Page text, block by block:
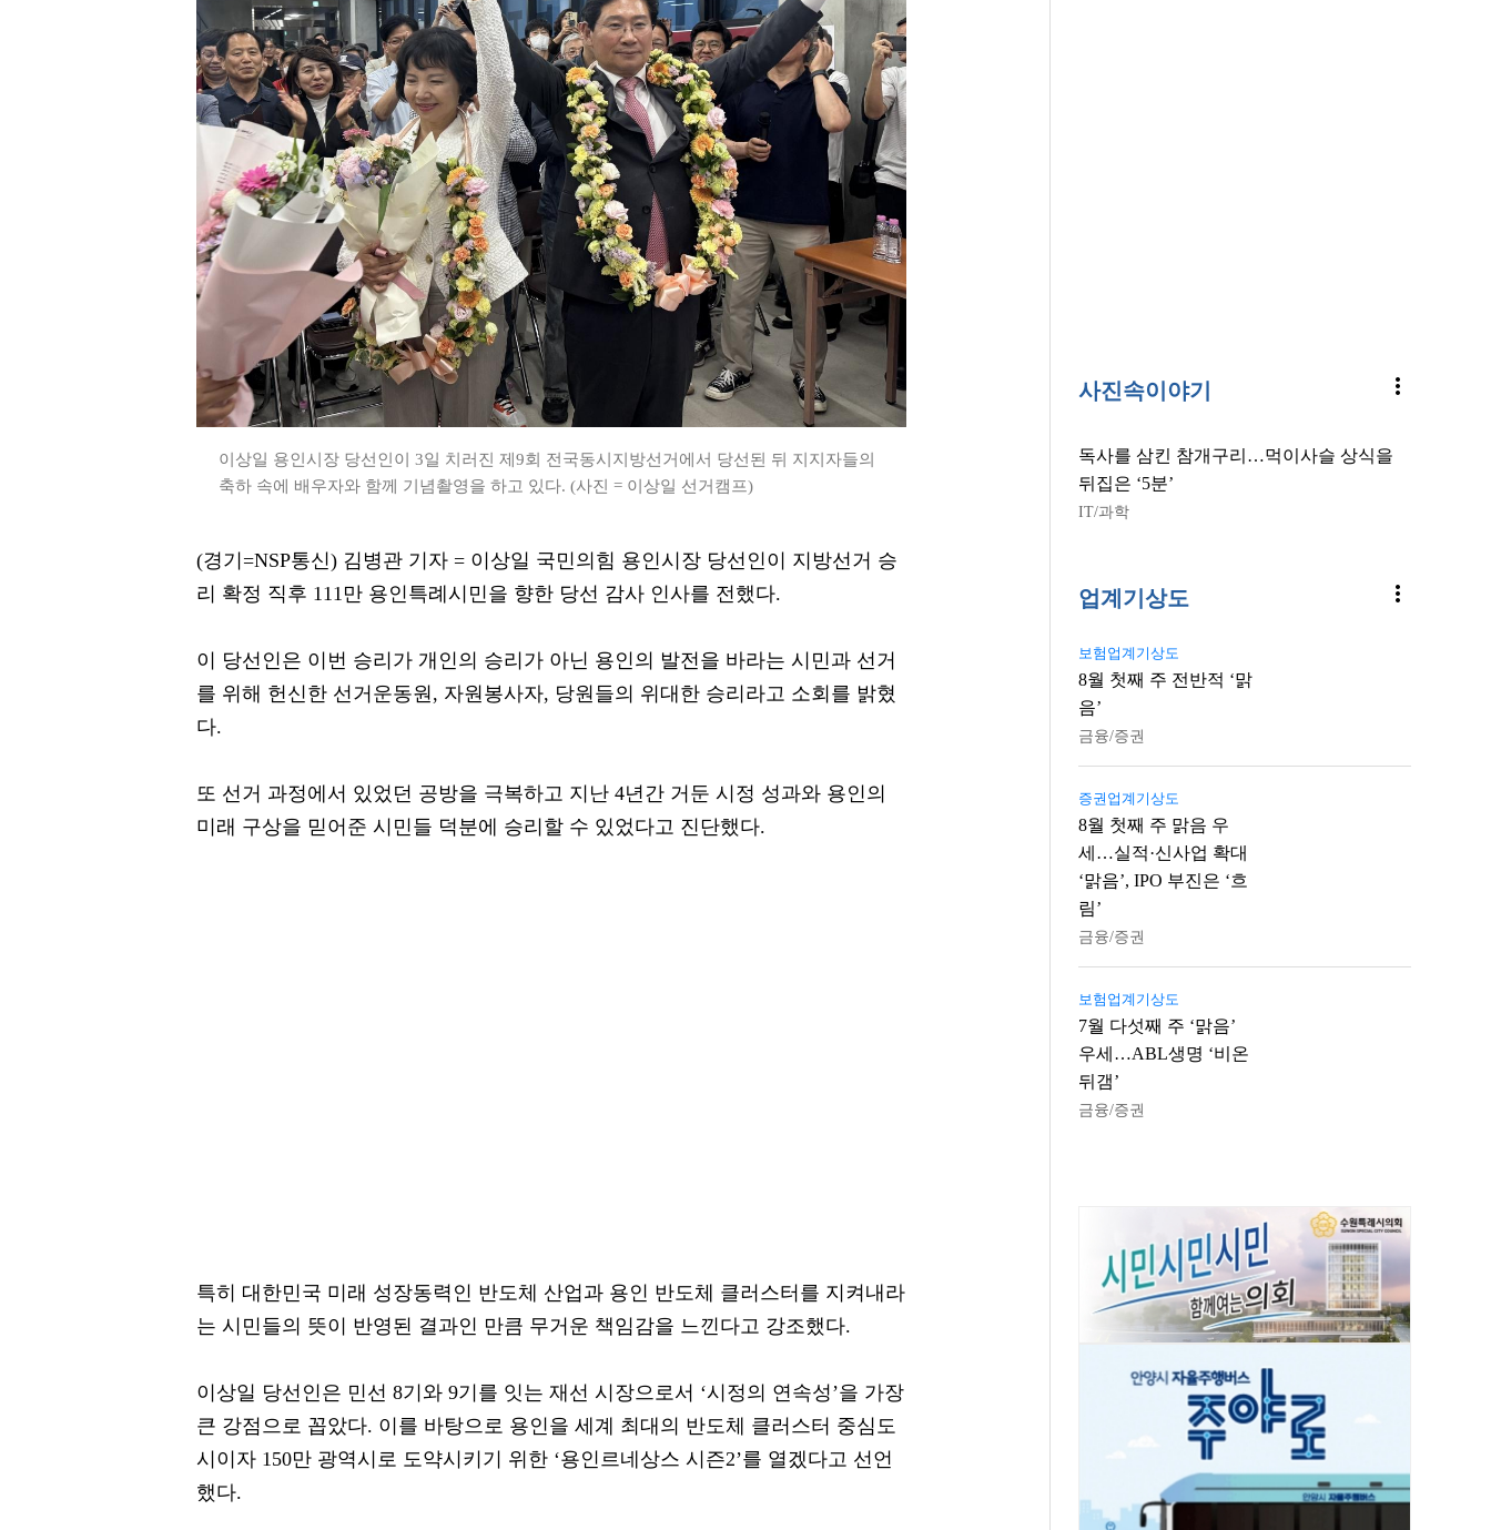
이상일 용인시장 당선인이 3일 치러진 제9회 전국동시지방선거에서 당선된 뒤 지지자들의
축하 속에 배우자와 함께 기념촬영을 하고 있다. (사진 = 이상일 선거캠프)
(경기=NSP통신) 김병관 기자 = 이상일 국민의힘 용인시장 당선인이 지방선거 승
리 확정 직후 111만 용인특례시민을 향한 당선 감사 인사를 전했다.
이 당선인은 이번 승리가 개인의 승리가 아닌 용인의 발전을 바라는 시민과 선거
를 위해 헌신한 선거운동원, 자원봉사자, 당원들의 위대한 승리라고 소회를 밝혔
다.
또 선거 과정에서 있었던 공방을 극복하고 지난 4년간 거둔 시정 성과와 용인의
미래 구상을 믿어준 시민들 덕분에 승리할 수 있었다고 진단했다.
특히 대한민국 미래 성장동력인 반도체 산업과 용인 반도체 클러스터를 지켜내라
는 시민들의 뜻이 반영된 결과인 만큼 무거운 책임감을 느낀다고 강조했다.
이상일 당선인은 민선 8기와 9기를 잇는 재선 시장으로서 ‘시정의 연속성’을 가장
큰 강점으로 꼽았다. 이를 바탕으로 용인을 세계 최대의 반도체 클러스터 중심도
시이자 150만 광역시로 도약시키기 위한 ‘용인르네상스 시즌2’를 열겠다고 선언
했다.
사진속이야기 more_vert
독사를 삼킨 참개구리…먹이사슬 상식을
뒤집은 ‘5분’
IT/과학
업계기상도 more_vert
보험업계기상도
8월 첫째 주 전반적 ‘맑
음’
금융/증권
증권업계기상도
8월 첫째 주 맑음 우
세…실적·신사업 확대
‘맑음’, IPO 부진은 ‘흐
림’
금융/증권
보험업계기상도
7월 다섯째 주 ‘맑음’
우세…ABL생명 ‘비온
뒤갬’
금융/증권